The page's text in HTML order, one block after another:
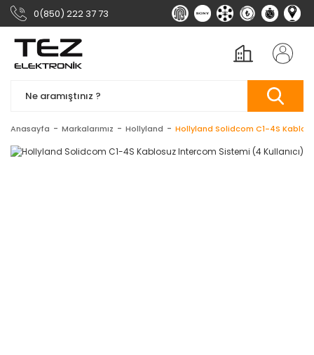
0(850) 222 37 73
Anasayfa Markalarımız Hollyland Hollyland Solidcom C1-4S